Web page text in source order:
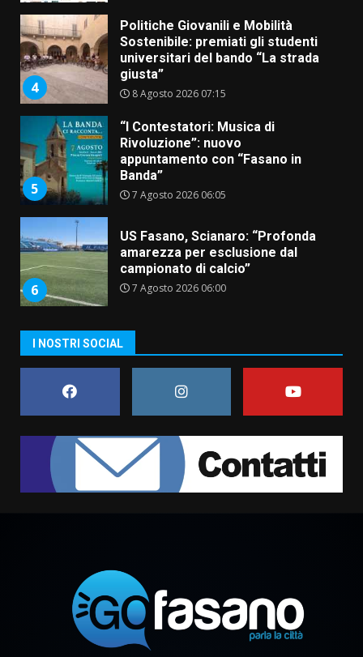
4
Politiche Giovanili e Mobilità
Sostenibile: premiati gli studenti
universitari del bando “La strada
giusta”
8 Agosto 2026 07:15
5
“I Contestatori: Musica di
Rivoluzione”: nuovo
appuntamento con “Fasano in
Banda”
7 Agosto 2026 06:05
6
US Fasano, Scianaro: “Profonda
amarezza per esclusione dal
campionato di calcio”
7 Agosto 2026 06:00
Fasanese ferito a colpi di arma
1
Serie D, l’Us Fasano non molla e
conferma di voler ricorrere per
ottenere l’iscrizione
8 Agosto 2026 19:55
Savelletri
8 Agosto 2026 11:00
Savelletri in festa, domani sera
I NOSTRI SOCIAL